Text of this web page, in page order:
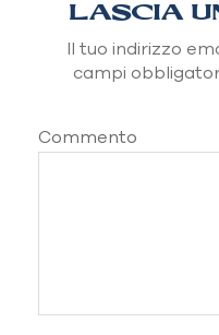
LASCIA
Il tuo indirizzo
campi
Commento